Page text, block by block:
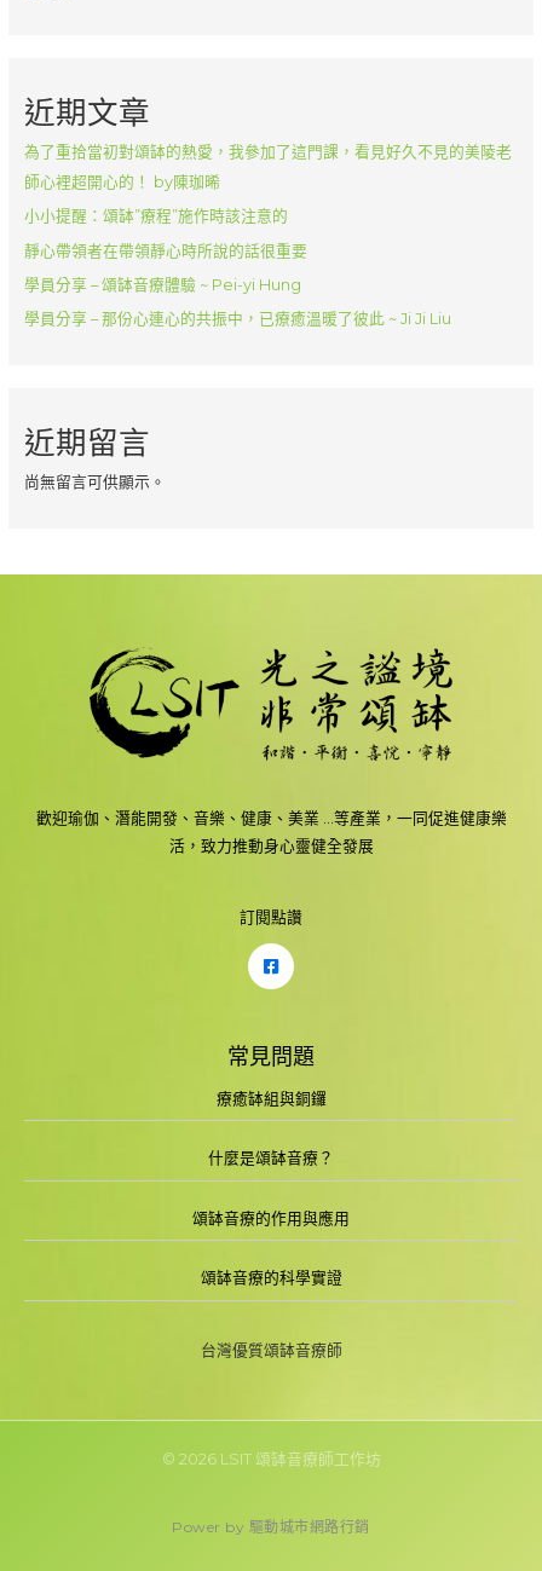
近期文章
為了重拾當初對頌缽的熱愛，我參加了這門課，看見好久不見的美陵老
師心裡超開心的！ by陳珈晞
小小提醒：頌缽”療程”施作時該注意的
靜心帶領者在帶領靜心時所說的話很重要
學員分享 – 頌缽音療體驗 ~ Pei-yi Hung
學員分享 – 那份心連心的共振中，已療癒溫暖了彼此 ~ Ji Ji Liu
近期留言
尚無留言可供顯示。
歡迎瑜伽、潛能開發、音樂、健康、美業 …等產業，一同促進健康樂
活，致力推動身心靈健全發展
訂閱點讚
常見問題
療癒缽組與銅鑼
什麼是頌缽音療？
頌缽音療的作用與應用
頌缽音療的科學實證
台灣優質頌缽音療師
© 2026 LSIT 頌缽音療師工作坊
Power by 驅動城市網路行銷